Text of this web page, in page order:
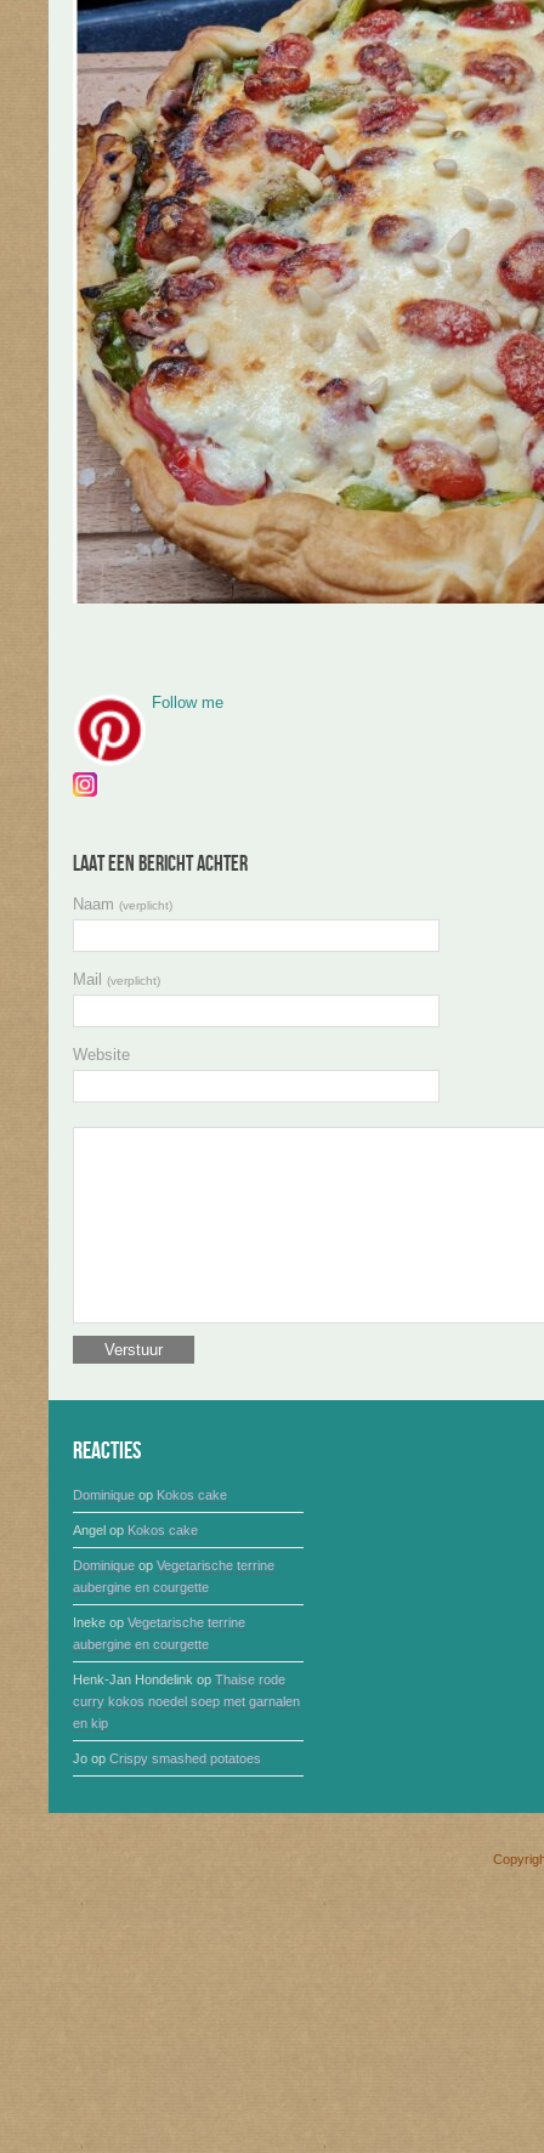
Follow me
Laat een bericht achter
Naam (verplicht)
Mail (verplicht)
Website
Reacties
Dominique op Kokos cake
Angel op Kokos cake
Dominique op Vegetarische terrine
aubergine en courgette
Ineke op Vegetarische terrine
aubergine en courgette
Henk-Jan Hondelink op Thaise rode
curry kokos noedel soep met garnalen
en kip
Jo op Crispy smashed potatoes